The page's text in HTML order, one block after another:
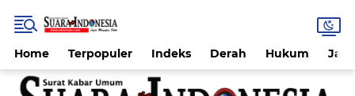
Home Terpopuler Indeks Derah Hukum